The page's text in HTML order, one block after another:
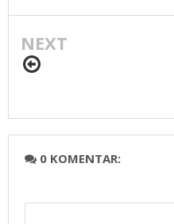
NEXT
0 KOMENTAR: